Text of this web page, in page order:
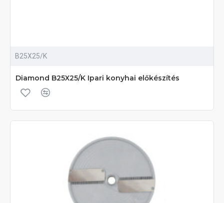
B25X25/K
Diamond B25X25/K Ipari konyhai előkészítés